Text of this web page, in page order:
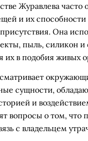
Журавлева часто
и их способности
Она
пыль, силикон и
их в подобия живых
сущности,
и
вопросы о том, что
с владельцем